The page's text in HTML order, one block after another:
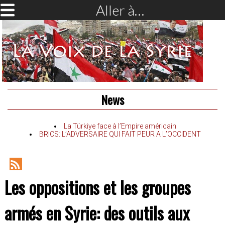
Aller à…
News
La Türkiye face à l’Empire américain
BRICS: L’ADVERSAIRE QUI FAIT PEUR A L’OCCIDENT
RSS
Les oppositions et les groupes
armés en Syrie: des outils aux